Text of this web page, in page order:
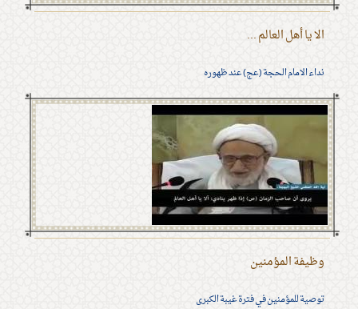
الا يا أهل العالم ...
نداء الامام الحجة (عج) عند ظهوره
وظيفة المؤمنين
توصية للمؤمنين في فترة غيبة الكبرى